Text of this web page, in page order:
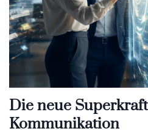
Die neue
Kommunikation